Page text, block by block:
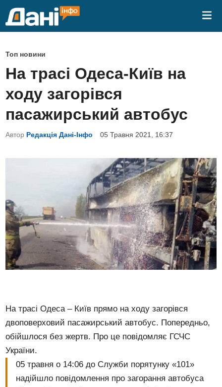
P
o
s
t
e
d
i
Топ новини
На трасі Одеса-Київ на
ходу загорівся
пасажирський автобус
Автор Редакція Дані-Інфо 05 Травня 2021, 16:37
На трасі Одеса – Київ прямо на ходу загорівся
двоповерховий пасажирський автобус. Попередньо,
обійшлося без жертв. Про це повідомляє ГСЧС
України.
05 травня о 14:06 до Служби порятунку «101»
надійшло повідомлення про загорання автобуса